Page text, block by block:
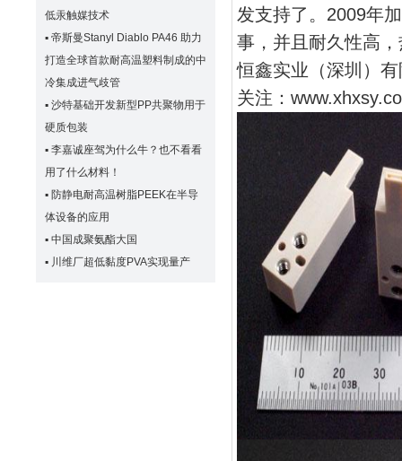
低汞触媒技术
▪ 帝斯曼Stanyl Diablo PA46 助力
打造全球首款耐高温塑料制成的中
冷集成进气歧管
▪ 沙特基础开发新型PP共聚物用于
硬质包装
▪ 李嘉诚座驾为什么牛？也不看看
用了什么材料！
▪ 防静电耐高温树脂PEEK在半导
体设备的应用
▪ 中国成聚氨酯大国
▪ 川维厂超低黏度PVA实现量产
发支持了。2009年
事，并且耐久性高
恒鑫实业（深圳）
关注：